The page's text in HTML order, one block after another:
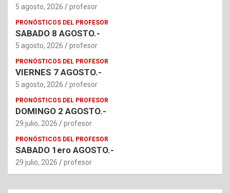
5 agosto, 2026 profesor
PRONÓSTICOS DEL PROFESOR
SABADO 8 AGOSTO.-
5 agosto, 2026 profesor
PRONÓSTICOS DEL PROFESOR
VIERNES 7 AGOSTO.-
5 agosto, 2026 profesor
PRONÓSTICOS DEL PROFESOR
DOMINGO 2 AGOSTO.-
29 julio, 2026 profesor
PRONÓSTICOS DEL PROFESOR
SABADO 1ero AGOSTO.-
29 julio, 2026 profesor